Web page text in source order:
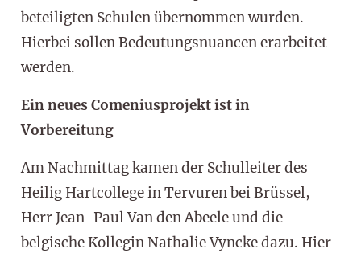
beteiligten Schulen übernommen wurden.
Hierbei sollen Bedeutungsnuancen erarbeitet
werden.
Ein neues Comeniusprojekt ist in
Vorbereitung
Am Nachmittag kamen der Schulleiter des
Heilig Hartcollege in Tervuren bei Brüssel,
Herr Jean-Paul Van den Abeele und die
belgische Kollegin Nathalie Vyncke dazu. Hier